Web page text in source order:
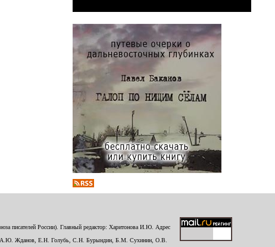
писателей России). Главный редактор: Харитонова И.Ю. Адрес
А.Ю. Жданов, Е.Н. Голубь, С.Н. Бурындин, Б.М. Сухинин, О.В.